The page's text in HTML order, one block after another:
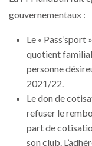
gouvernementaux :
Le « Pass’sport »
quotient
personne
2021/22.
Le don de
refuser le
part de
son club.